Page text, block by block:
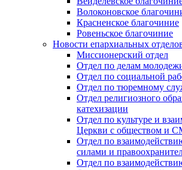
Волоконовское
Красненское благочиние
Ровеньское благочиние
Новости епархиальных
Миссионерский отдел
Отдел по делам
Отдел по социальной
Отдел по тюремному
Отдел религиозного
катехизации
Отдел по культуре и
Церкви с обществом и
Отдел по
силами и
Отдел по